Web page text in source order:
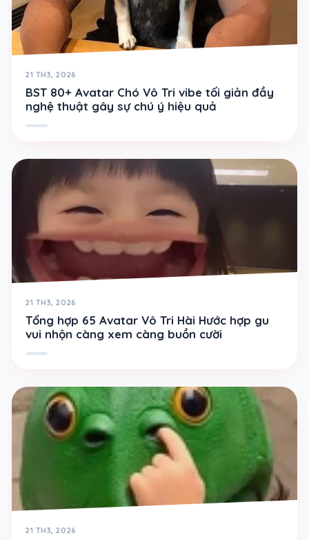
21 TH3, 2026
BST 80+ Avatar Chó Vô Tri vibe tối giản đầy
nghệ thuật gây sự chú ý hiệu quả
21 TH3, 2026
Tổng hợp 65 Avatar Vô Tri Hài Hước hợp gu
vui nhộn càng xem càng buồn cười
21 TH3, 2026